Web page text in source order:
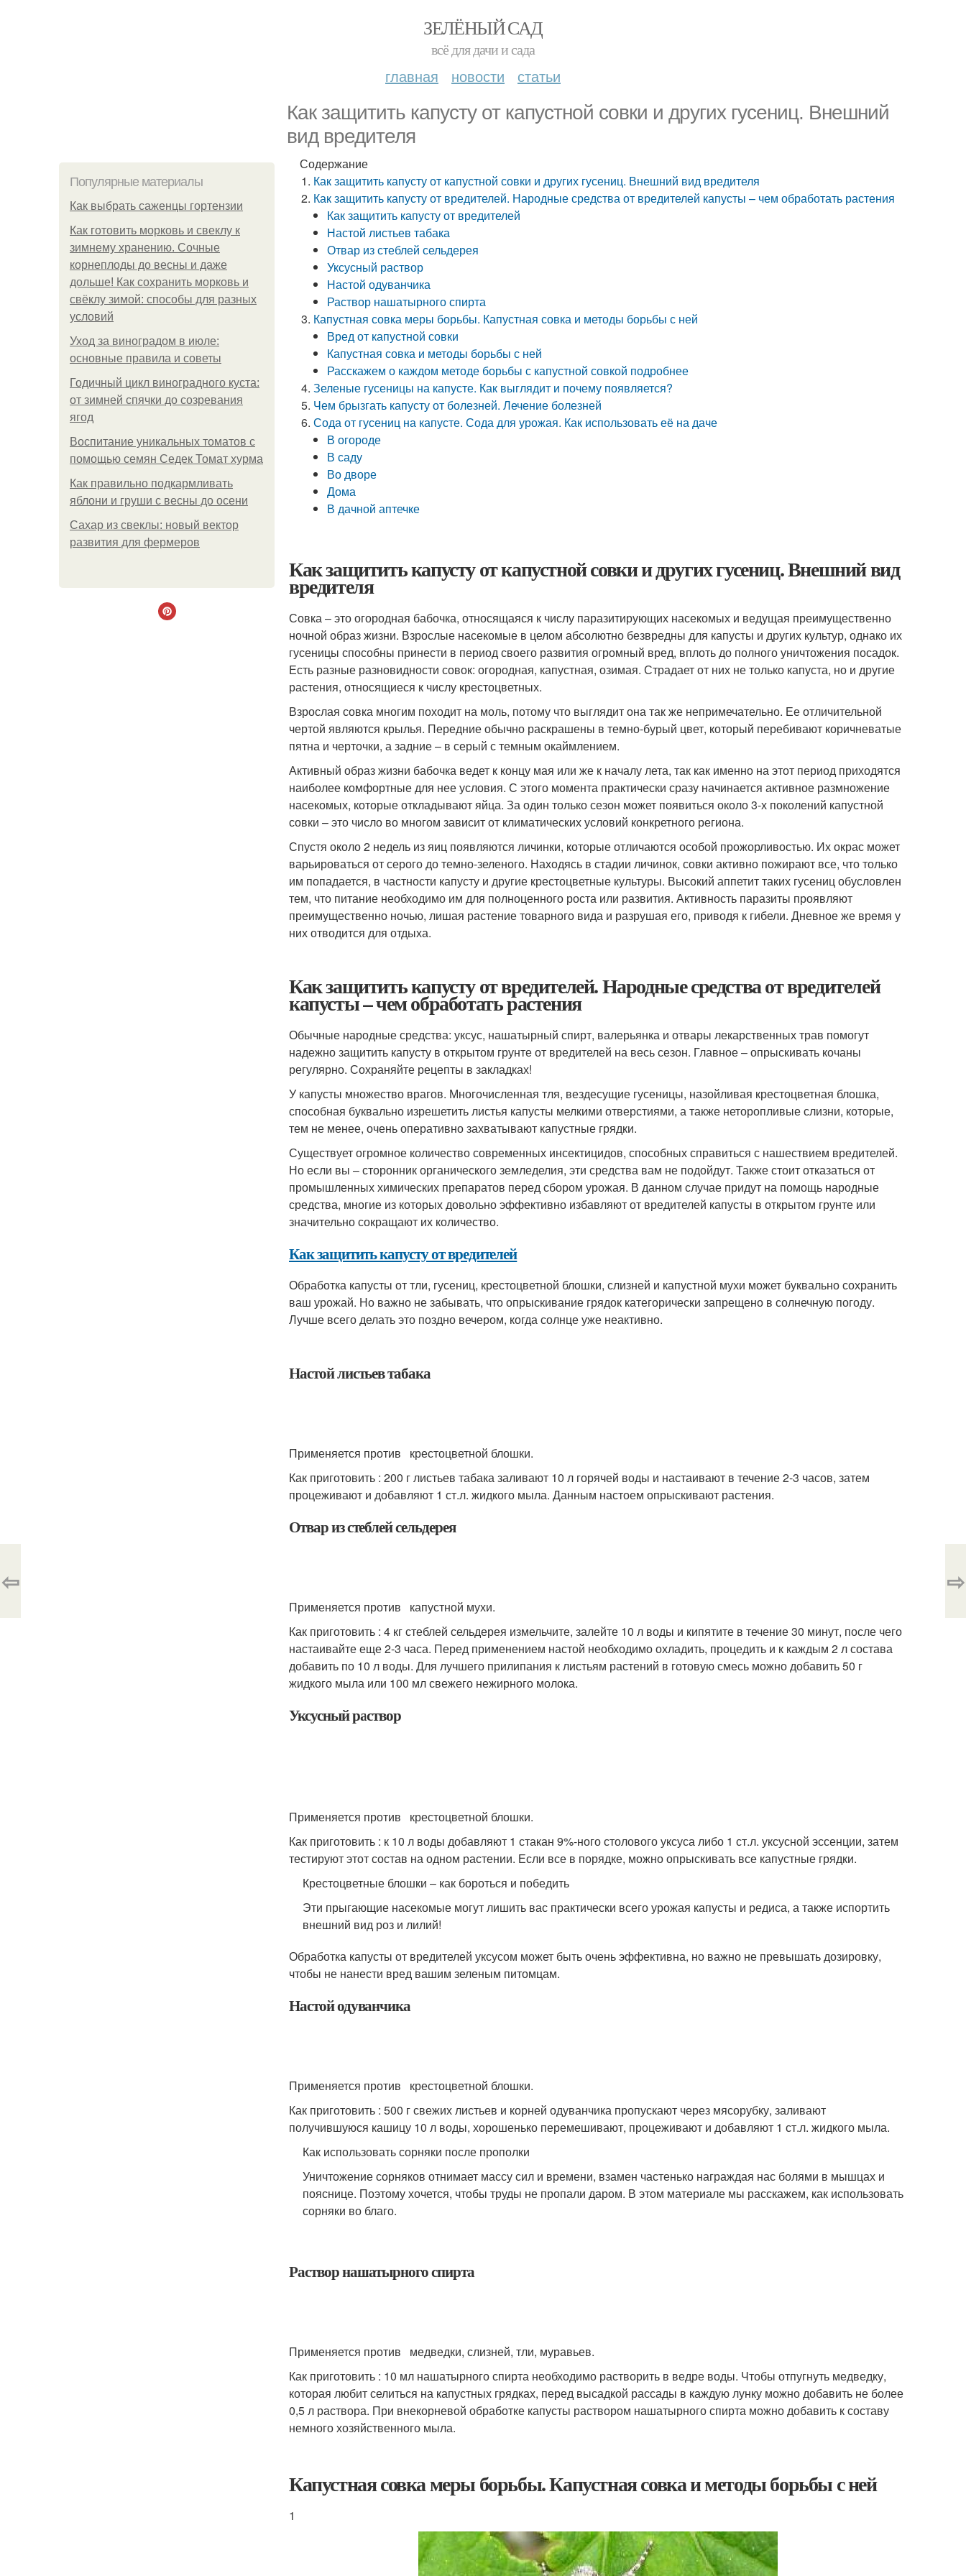
ЗЕЛЁНЫЙ САД
всё для дачи и сада
главная новости статьи
Как защитить капусту от капустной совки и других гусениц. Внешний
вид вредителя
Популярные материалы
Как выбрать саженцы гортензии
Как готовить морковь и свеклу к
зимнему хранению. Сочные
корнеплоды до весны и даже
дольше! Как сохранить морковь и
свёклу зимой: способы для разных
условий
Уход за виноградом в июле:
основные правила и советы
Годичный цикл виноградного куста:
от зимней спячки до созревания
ягод
Воспитание уникальных томатов с
помощью семян Седек Томат хурма
Как правильно подкармливать
яблони и груши с весны до осени
Сахар из свеклы: новый вектор
развития для фермеров
Содержание
Как защитить капусту от капустной совки и других гусениц. Внешний вид вредителя
Как защитить капусту от вредителей. Народные средства от вредителей капусты – чем обработать растения
Как защитить капусту от вредителей
Настой листьев табака
Отвар из стеблей сельдерея
Уксусный раствор
Настой одуванчика
Раствор нашатырного спирта
Капустная совка меры борьбы. Капустная совка и методы борьбы с ней
Вред от капустной совки
Капустная совка и методы борьбы с ней
Расскажем о каждом методе борьбы с капустной совкой подробнее
Зеленые гусеницы на капусте. Как выглядит и почему появляется?
Чем брызгать капусту от болезней. Лечение болезней
Сода от гусениц на капусте. Сода для урожая. Как использовать её на даче
В огороде
В саду
Во дворе
Дома
В дачной аптечке
Как защитить капусту от капустной совки и других гусениц. Внешний вид
вредителя
Совка – это огородная бабочка, относящаяся к числу паразитирующих насекомых и ведущая преимущественно
ночной образ жизни. Взрослые насекомые в целом абсолютно безвредны для капусты и других культур, однако их
гусеницы способны принести в период своего развития огромный вред, вплоть до полного уничтожения посадок.
Есть разные разновидности совок: огородная, капустная, озимая. Страдает от них не только капуста, но и другие
растения, относящиеся к числу крестоцветных.
Взрослая совка многим походит на моль, потому что выглядит она так же непримечательно. Ее отличительной
чертой являются крылья. Передние обычно раскрашены в темно-бурый цвет, который перебивают коричневатые
пятна и черточки, а задние – в серый с темным окаймлением.
Активный образ жизни бабочка ведет к концу мая или же к началу лета, так как именно на этот период приходятся
наиболее комфортные для нее условия. С этого момента практически сразу начинается активное размножение
насекомых, которые откладывают яйца. За один только сезон может появиться около 3-х поколений капустной
совки – это число во многом зависит от климатических условий конкретного региона.
Спустя около 2 недель из яиц появляются личинки, которые отличаются особой прожорливостью. Их окрас может
варьироваться от серого до темно-зеленого. Находясь в стадии личинок, совки активно пожирают все, что только
им попадается, в частности капусту и другие крестоцветные культуры. Высокий аппетит таких гусениц обусловлен
тем, что питание необходимо им для полноценного роста или развития. Активность паразиты проявляют
преимущественно ночью, лишая растение товарного вида и разрушая его, приводя к гибели. Дневное же время у
них отводится для отдыха.
Как защитить капусту от вредителей. Народные средства от вредителей
капусты – чем обработать растения
Обычные народные средства: уксус, нашатырный спирт, валерьянка и отвары лекарственных трав помогут
надежно защитить капусту в открытом грунте от вредителей на весь сезон. Главное – опрыскивать кочаны
регулярно. Сохраняйте рецепты в закладках!
У капусты множество врагов. Многочисленная тля, вездесущие гусеницы, назойливая крестоцветная блошка,
способная буквально изрешетить листья капусты мелкими отверстиями, а также неторопливые слизни, которые,
тем не менее, очень оперативно захватывают капустные грядки.
Существует огромное количество современных инсектицидов, способных справиться с нашествием вредителей.
Но если вы – сторонник органического земледелия, эти средства вам не подойдут. Также стоит отказаться от
промышленных химических препаратов перед сбором урожая. В данном случае придут на помощь народные
средства, многие из которых довольно эффективно избавляют от вредителей капусты в открытом грунте или
значительно сокращают их количество.
Как защитить капусту от вредителей
Обработка капусты от тли, гусениц, крестоцветной блошки, слизней и капустной мухи может буквально сохранить
ваш урожай. Но важно не забывать, что опрыскивание грядок категорически запрещено в солнечную погоду.
Лучше всего делать это поздно вечером, когда солнце уже неактивно.
Настой листьев табака
Применяется против крестоцветной блошки.
Как приготовить : 200 г листьев табака заливают 10 л горячей воды и настаивают в течение 2-3 часов, затем
процеживают и добавляют 1 ст.л. жидкого мыла. Данным настоем опрыскивают растения.
Отвар из стеблей сельдерея
Применяется против капустной мухи.
Как приготовить : 4 кг стеблей сельдерея измельчите, залейте 10 л воды и кипятите в течение 30 минут, после чего
настаивайте еще 2-3 часа. Перед применением настой необходимо охладить, процедить и к каждым 2 л состава
добавить по 10 л воды. Для лучшего прилипания к листьям растений в готовую смесь можно добавить 50 г
жидкого мыла или 100 мл свежего нежирного молока.
Уксусный раствор
Применяется против крестоцветной блошки.
Как приготовить : к 10 л воды добавляют 1 стакан 9%-ного столового уксуса либо 1 ст.л. уксусной эссенции, затем
тестируют этот состав на одном растении. Если все в порядке, можно опрыскивать все капустные грядки.
Крестоцветные блошки – как бороться и победить
Эти прыгающие насекомые могут лишить вас практически всего урожая капусты и редиса, а также испортить
внешний вид роз и лилий!
Обработка капусты от вредителей уксусом может быть очень эффективна, но важно не превышать дозировку,
чтобы не нанести вред вашим зеленым питомцам.
Настой одуванчика
Применяется против крестоцветной блошки.
Как приготовить : 500 г свежих листьев и корней одуванчика пропускают через мясорубку, заливают
получившуюся кашицу 10 л воды, хорошенько перемешивают, процеживают и добавляют 1 ст.л. жидкого мыла.
Как использовать сорняки после прополки
Уничтожение сорняков отнимает массу сил и времени, взамен частенько награждая нас болями в мышцах и
пояснице. Поэтому хочется, чтобы труды не пропали даром. В этом материале мы расскажем, как использовать
сорняки во благо.
Раствор нашатырного спирта
Применяется против медведки, слизней, тли, муравьев.
Как приготовить : 10 мл нашатырного спирта необходимо растворить в ведре воды. Чтобы отпугнуть медведку,
которая любит селиться на капустных грядках, перед высадкой рассады в каждую лунку можно добавить не более
0,5 л раствора. При внекорневой обработке капусты раствором нашатырного спирта можно добавить к составу
немного хозяйственного мыла.
Капустная совка меры борьбы. Капустная совка и методы борьбы с ней
1
⇦ ⇨